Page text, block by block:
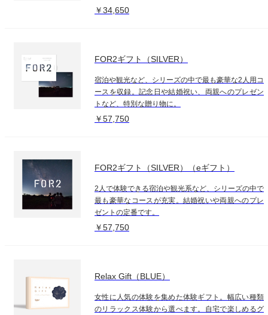
￥34,650
FOR2ギフト（SILVER）
宿泊や観光など、シリーズの中で最も豪華な2人用コ
ースを収録。記念日や結婚祝い、両親へのプレゼン
トなど、特別な贈り物に。
￥57,750
FOR2ギフト（SILVER）（eギフト）
2人で体験できる宿泊や観光系など、シリーズの中で
最も豪華なコースが充実。結婚祝いや両親へのプレ
ゼントの定番です。
￥57,750
Relax Gift（BLUE）
女性に人気の体験を集めた体験ギフト。幅広い種類
のリラックス体験から選べます。自宅で楽しめるグ